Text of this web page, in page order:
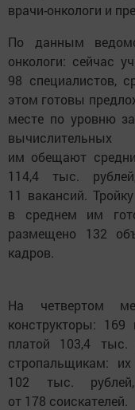
врачи-онкологи и
По данным
онкологи: сейчас
98 специалистов,
этом готовы
месте по уровню
им обещают
114,4 тыс.
11 вакансий.
в среднем им
размещено 132
кадров.
На четвертом
конструкторы: 169
платой 103,4 тыс.
стропальщикам:
102 тыс.
от 178 соискателей.